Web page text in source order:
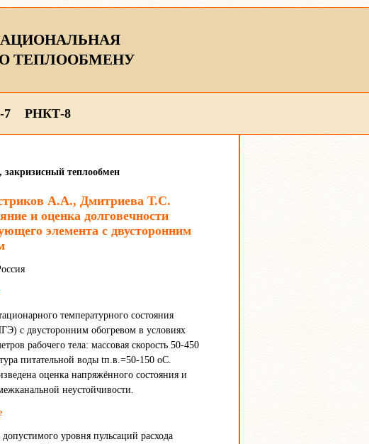
ТЕПЛООБМЕНУ
РНКТ-8
теплообмен
А.А., Дмитриева Т.С.
и оценка долговечности
элемента с двусторонним
температурного состояния
с двусторонним обогревом в условиях
рабочего тела: массовая скорость 50-450
питательной воды tп.в.=50-150 оС.
оценка напряжённого состояния и
неустойчивости.
уровня пульсаций расхода